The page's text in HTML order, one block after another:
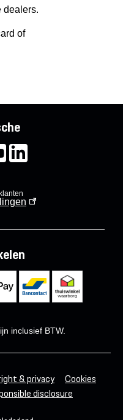
dealers.
of
inclusief BTW.
& privacy
Cookies
disclosure